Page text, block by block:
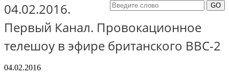
04.02.2016.
Первый Канал. Провокационное
телешоу в эфире британского BBC-2
04.02.2016